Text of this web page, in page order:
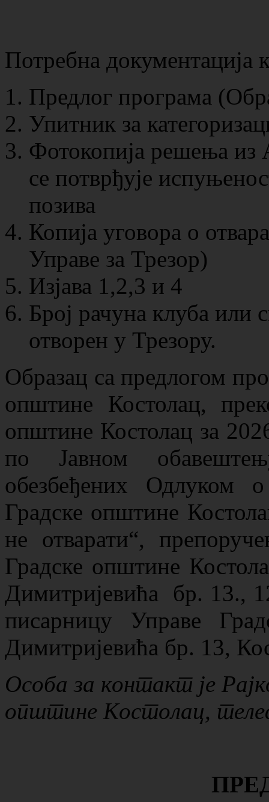
Потребна документација
Предлог програма
Упитник за
Фотокопија решења из
се потврђује
позива
Копија уговора о
Управе за Трезор)
Изјава 1,2,3 и 4
Број рачуна клуба или
отворен у Трезору.
Образац са предлогом
општине Костолац,
општине Костолац за
по Јавном
обезбеђених Одлуком
Градске општине
не отварати“,
Градске општине
Димитријевића бр. 13.,
писарницу Управе
Димитријевића бр. 13,
Особа за контакт је
општине Костолац,